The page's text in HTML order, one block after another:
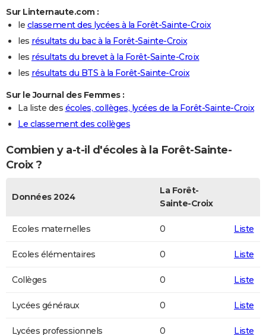
Sur Linternaute.com :
le classement des lycées à la Forêt-Sainte-Croix
les résultats du bac à la Forêt-Sainte-Croix
les résultats du brevet à la Forêt-Sainte-Croix
les résultats du BTS à la Forêt-Sainte-Croix
Sur le Journal des Femmes :
La liste des écoles, collèges, lycées de la Forêt-Sainte-Croix
Le classement des collèges
Combien y a-t-il d'écoles à la Forêt-Sainte-
Croix ?
Données 2024
La Forêt-
Sainte-Croix
Ecoles maternelles 0 Liste
Ecoles élémentaires 0 Liste
Collèges 0 Liste
Lycées généraux 0 Liste
Lycées professionnels 0 Liste